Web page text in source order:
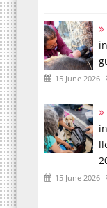
15 June 2026
15 June 2026